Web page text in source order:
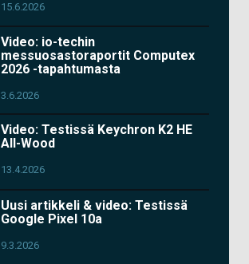
15.6.2026
Video: io-techin
messuosastoraportit Computex
2026 -tapahtumasta
3.6.2026
Video: Testissä Keychron K2 HE
All-Wood
13.4.2026
Uusi artikkeli & video: Testissä
Google Pixel 10a
9.3.2026